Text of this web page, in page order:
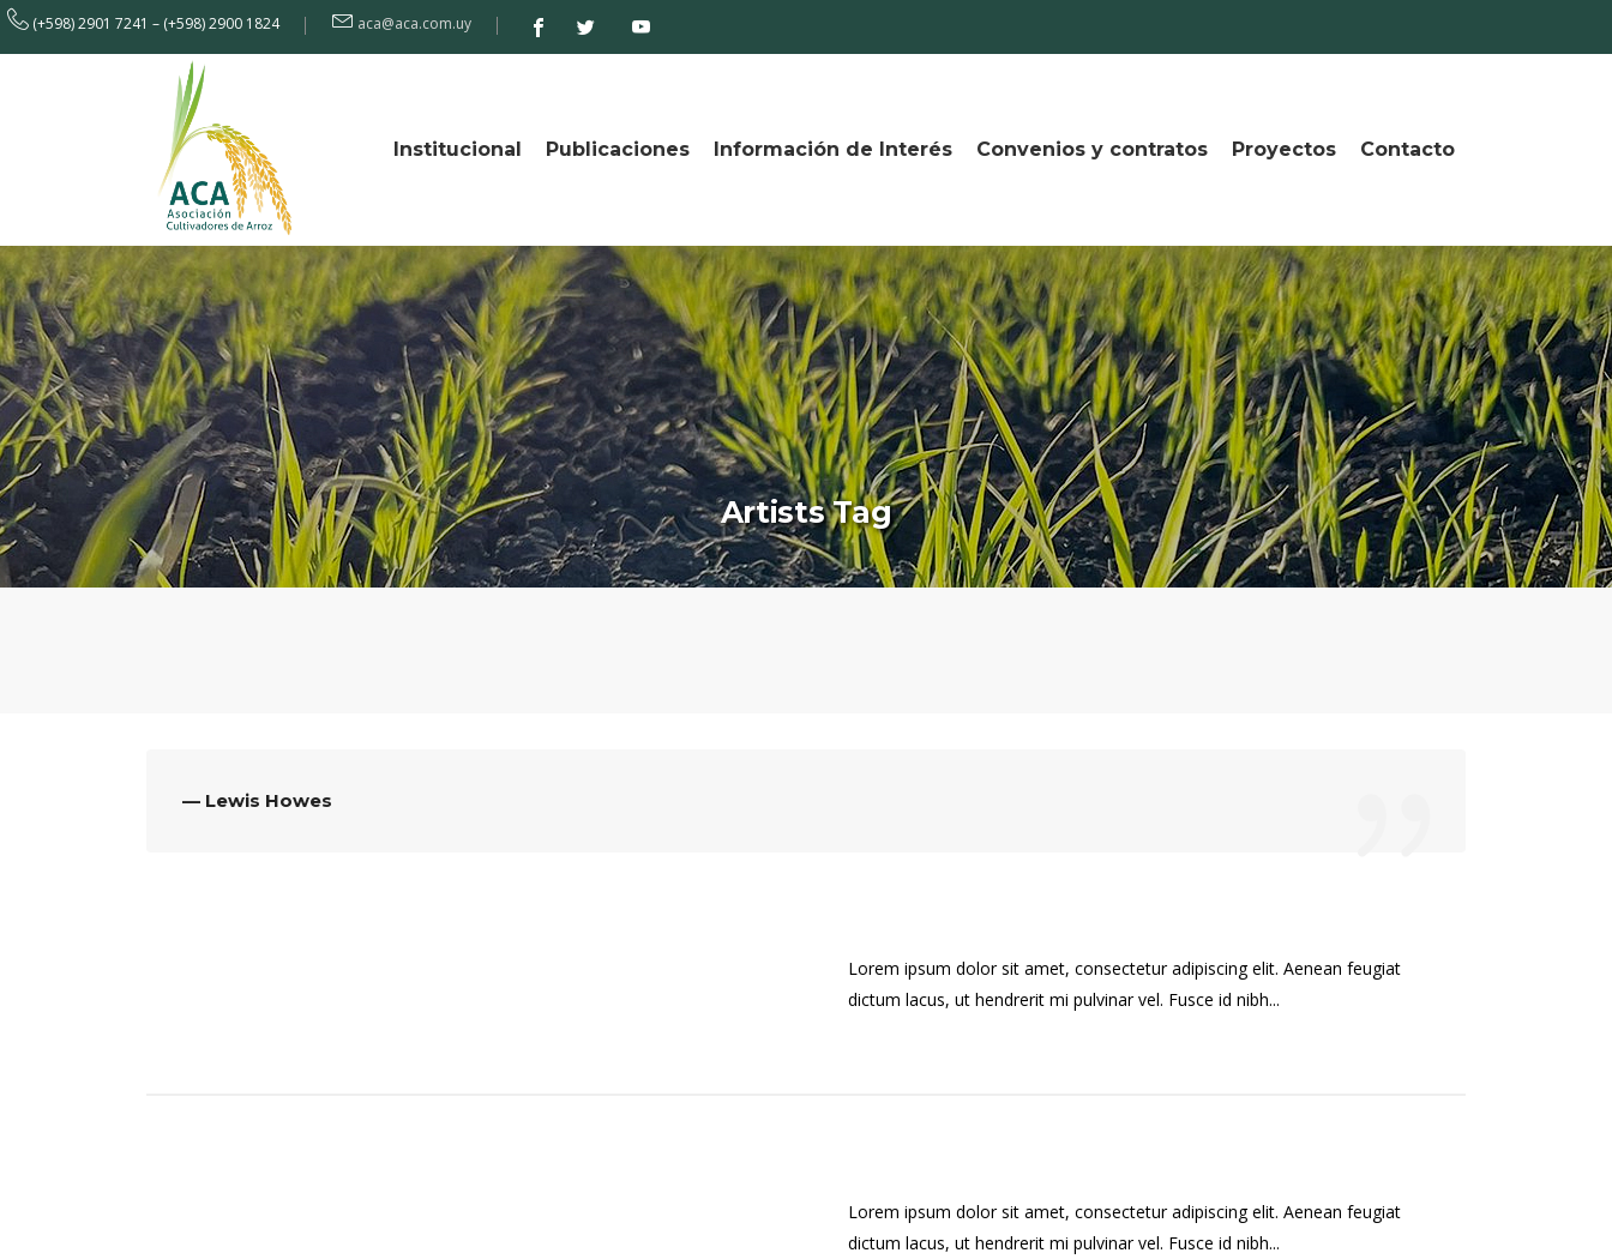
(+598) 2901 7241 – (+598) 2900 1824 aca@aca.com.uy
Institucional Publicaciones Información de Interés Convenios y contratos Proyectos Contacto
Artists Tag
— Lewis Howes
Lorem ipsum dolor sit amet, consectetur adipiscing elit. Aenean feugiat
dictum lacus, ut hendrerit mi pulvinar vel. Fusce id nibh...
Lorem ipsum dolor sit amet, consectetur adipiscing elit. Aenean feugiat
dictum lacus, ut hendrerit mi pulvinar vel. Fusce id nibh...